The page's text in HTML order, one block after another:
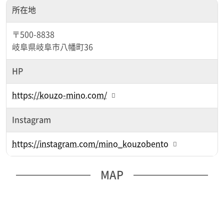
所在地
〒500-8838
岐阜県岐阜市八幡町36
HP
https://kouzo-mino.com/
Instagram
https://instagram.com/mino_kouzobento
MAP